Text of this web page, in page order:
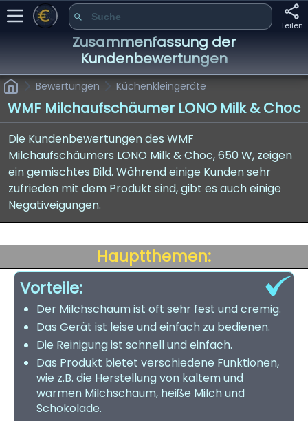
Teilen
Zusammenfassung der
Kundenbewertungen
Bewertungen Küchenkleingeräte
WMF Milchaufschäumer LONO Milk & Choc
Die Kundenbewertungen des WMF
Milchaufschäumers LONO Milk & Choc, 650 W, zeigen
ein gemischtes Bild. Während einige Kunden sehr
zufrieden mit dem Produkt sind, gibt es auch einige
Negativeigungen.
Hauptthemen:
Vorteile:
Der Milchschaum ist oft sehr fest und cremig.
Das Gerät ist leise und einfach zu bedienen.
Die Reinigung ist schnell und einfach.
Das Produkt bietet verschiedene Funktionen,
wie z.B. die Herstellung von kaltem und
warmen Milchschaum, heiße Milch und
Schokolade.